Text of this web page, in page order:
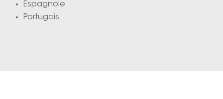
Espagnole
Portugais